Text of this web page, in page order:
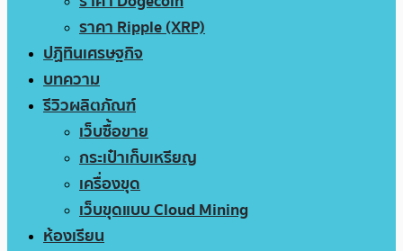
ราคา Ripple (XRP)
ปฏิทินเศรษฐกิจ
บทความ
รีวิวผลิตภัณฑ์
เว็บซื้อขาย
กระเป๋าเก็บเหรียญ
เครื่องขุด
เว็บขุดแบบ Cloud Mining
ห้องเรียน